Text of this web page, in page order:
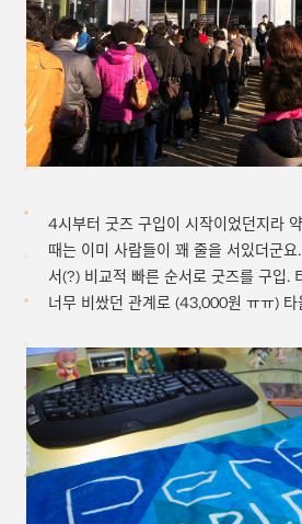
4시부터 굿즈 구입이 시작이었던지라
때는 이미 사람들이 꽤 줄을 서있더군요
서(?) 비교적 빠른 순서로 굿즈를 구입.
너무 비쌌던 관계로 (43,000원 ㅠㅠ) 타